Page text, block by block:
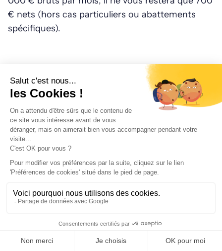
€ nets (hors cas particuliers ou abattements
spécifiques).
Traitement fiscal selon le type de
revenu
SCPI en direct: revenus soumis à la
marginal d’imposition)
+ 17,2 % de
prélèvements sociaux. Cette fiscalité peut
être lourde pour les hauts revenus. À noter
que cela ne concerne pas les SCPI
européennes.
bénéficient d’un abattement annuel de 4 600
€ pour une personne seule (9 200 € pour un